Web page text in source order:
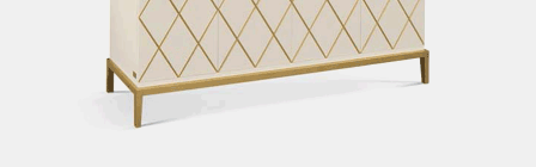
Запомнить меня Забыли Пароль?
OK
OK